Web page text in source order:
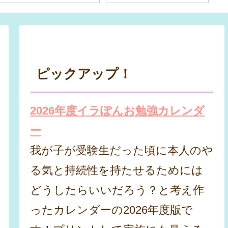
ピックアップ！
2026年度イラぽんお勉強カレンダ
ー
我が子が受験生だった頃に本人のや
る気と持続性を持たせるためには
どうしたらいいだろう？と考え作
ったカレンダーの2026年度版で